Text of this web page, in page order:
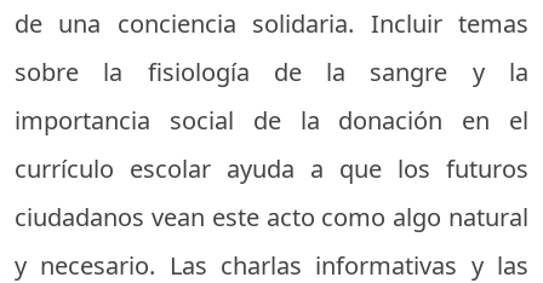
de una conciencia solidaria. Incluir temas
sobre la fisiología de la sangre y la
importancia social de la donación en el
currículo escolar ayuda a que los futuros
ciudadanos vean este acto como algo natural
y necesario. Las charlas informativas y las